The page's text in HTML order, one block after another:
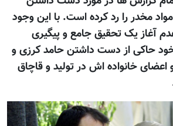
مخدر را رد کرده است. با اين وجود
آغاز يک تحقيق جامع و پيگيری
حاکی از دست داشتن حامد کرزی و
خانواده اش در توليد و قاچاق